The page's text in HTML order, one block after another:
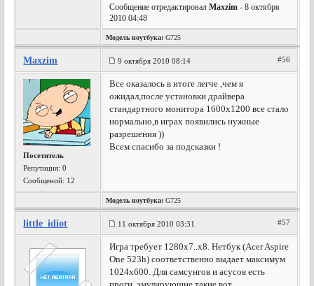
Сообщение отредактировалMaxzim - 8 октября
2010 04:48
Модель ноутбука: G725
Maxzim 9 октября 2010 08:14 #56
Посетитель
Репутация:0
Сообщений: 12
Все оказалось в итоге легче ,чем я
ожидал,после установки драйвера
стандартного монитора 1600х1200 все стало
нормально,в играх появились нужные
разрешения ))
Всем спасибо за подсказки !
Модель ноутбука: G725
little_idiot 11 октября 2010 03:31 #57
Игра требует 1280х7..х8. Нетбук (Acer Aspire
One 523h) соответственно выдает максимум
1024х600. Для самсунгов и асусов есть